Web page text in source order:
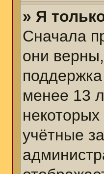
» Я
Сначала
они
менее 13
учётные